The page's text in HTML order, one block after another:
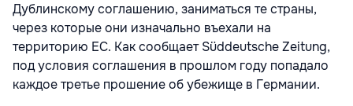
Дублинскому соглашению, заниматься те страны,
через которые они изначально въехали на
территорию ЕС. Как сообщает Süddeutsche Zeitung,
под условия соглашения в прошлом году попадало
каждое третье прошение об убежище в Германии.